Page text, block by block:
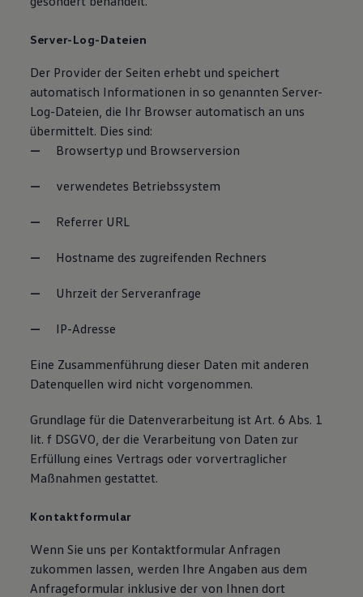
Server-Log-Dateien
Der Provider der Seiten erhebt und speichert
automatisch Informationen in so genannten Server-
Log-Dateien, die Ihr Browser automatisch an uns
übermittelt. Dies sind:
Browsertyp und Browserversion
verwendetes Betriebssystem
Referrer URL
Hostname des zugreifenden Rechners
Uhrzeit der Serveranfrage
IP-Adresse
Eine Zusammenführung dieser Daten mit anderen
Datenquellen wird nicht vorgenommen.
Grundlage für die Datenverarbeitung ist Art. 6 Abs. 1
lit. f DSGVO, der die Verarbeitung von Daten zur
Erfüllung eines Vertrags oder vorvertraglicher
Maßnahmen gestattet.
Kontaktformular
Wenn Sie uns per Kontaktformular Anfragen
zukommen lassen, werden Ihre Angaben aus dem
Anfrageformular inklusive der von Ihnen dort